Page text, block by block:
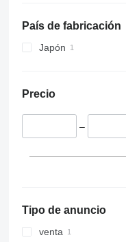
País de fabricación
Japón
Precio
–
Tipo de anuncio
venta